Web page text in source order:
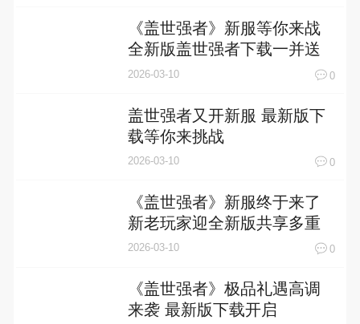
《盖世强者》新服等你来战
全新版盖世强者下载一并送
上
2026-03-10 0
盖世强者又开新服 最新版下
载等你来挑战
2026-03-10 0
《盖世强者》新服终于来了
新老玩家迎全新版共享多重
礼包
2026-03-10 0
《盖世强者》极品礼遇高调
来袭 最新版下载开启